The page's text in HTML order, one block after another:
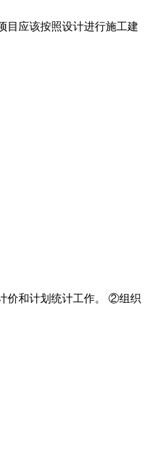
目应该按照设计进行施工建
价和计划统计工作。 ②组织